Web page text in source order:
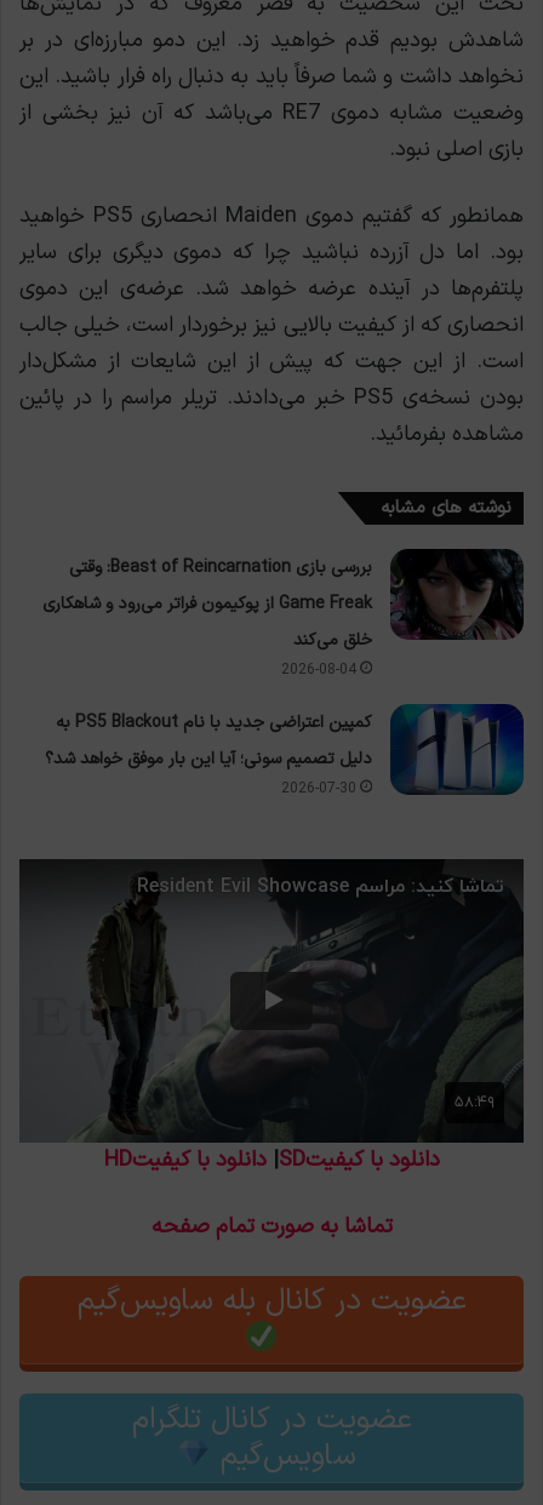
شاهدش بودیم قدم خواهید زد. این دمو مبارزه‌ای در بر
نخواهد داشت و شما صرفاً باید به دنبال راه فرار باشید. این
وضعیت مشابه دموی RE7 می‌باشد که آن نیز بخشی از
بازی اصلی نبود.
همانطور که گفتیم دموی Maiden انحصاری PS5 خواهید
بود. اما دل آزرده نباشید چرا که دموی دیگری برای سایر
پلتفرم‌ها در آینده عرضه خواهد شد. عرضه‌ی این دموی
انحصاری که از کیفیت بالایی نیز برخوردار است، خیلی جالب
است. از این جهت که پیش از این شایعات از مشکل‌دار
بودن نسخه‌ی PS5 خبر می‌دادند. تریلر مراسم را در پائین
مشاهده بفرمائید.
نوشته های مشابه
بررسی بازی Beast of Reincarnation: وقتی
Game Freak از پوکیمون فراتر می‌رود و شاهکاری
خلق می‌کند
2026-08-04
کمپین اعتراضی جدید با نام PS5 Blackout به
دلیل تصمیم سونی؛ آیا این بار موفق خواهد شد؟
2026-07-30
دانلود با کیفیتSD |دانلود با کیفیتHD
تماشا به صورت تمام صفحه
عضویت در کانال بله ساویس‌گیم
عضویت در کانال تلگرام
ساویس‌گیم